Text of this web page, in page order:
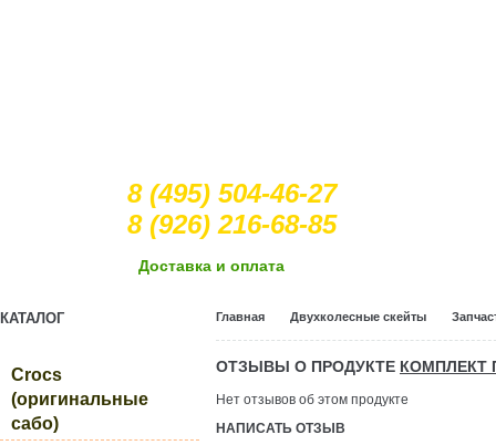
8 (495) 504-46-27
8 (926) 216-68-85
Доcтавка и оплата
КАТАЛОГ
Crocs
(оригинальные
сабо)
Главная Двухколесные скейты
ОТЗЫВЫ О ПРОДУКТЕ КОМПЛЕКТ
Нет отзывов об этом продукте
НАПИСАТЬ ОТЗЫВ